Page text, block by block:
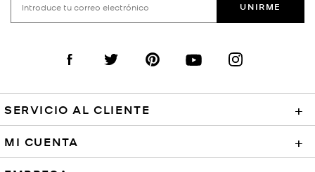
UNIRME
Visit us on Facebook
Visit us on TwitterVisit us on PinterestVisit us on YouTube
Visit us on
SERVICIO AL CLIENTE +
MI CUENTA +